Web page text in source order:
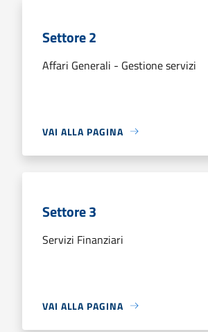
Settore 2
Affari Generali - Gestione servizi
VAI ALLA PAGINA
Settore 3
Servizi Finanziari
VAI ALLA PAGINA